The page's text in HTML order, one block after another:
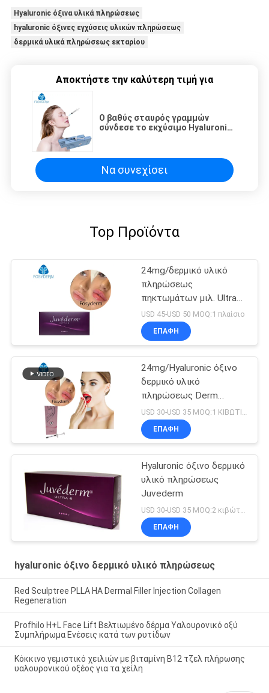
Hyaluronic όξινα υλικά πληρώσεως
hyaluronic όξινες εγχύσεις υλικών πληρώσεως
δερμικά υλικά πληρώσεως εκταρίου
Αποκτήστε την καλύτερη τιμή για
Ο βαθύς σταυρός γραμμών
σύνδεσε το εκχύσιμο Hyaluronic
Να συνεχίσει
Top Προϊόντα
24mg/δερμικό υλικό
πληρώσεως
πηκτωμάτων μιλ. Ultra4
εκχύσιμο Hyaluronic
όξινο για τα χείλια
2*1ml
USD 45-USD 50 MOQ:1 πλαίσιο
ΕΠΑΦΉ
24mg/Hyaluronic όξινο
δερμικό υλικό
πληρώσεως Derm
συρίγγων μιλ. 2ml
USD 30-USD 35 MOQ:1 ΚΙΒΩΤΙΟ
ΕΠΑΦΉ
Hyaluronic όξινο δερμικό
υλικό πληρώσεως
Juvederm
ΕΠΑΦΉ
hyaluronic όξινο δερμικό υλικό πληρώσεως
Red Sculptree PLLA HA Dermal Filler Injection Collagen
Regeneration
Profhilo H+L Face Lift Βελτιωμένο δέρμα Υαλουρονικό οξύ
Συμπλήρωμα Ενέσεις κατά των ρυτίδων
Κόκκινο γεμιστικό χειλιών με βιταμίνη Β12 τζελ πλήρωσης
υαλουρονικού οξέος για τα χείλη